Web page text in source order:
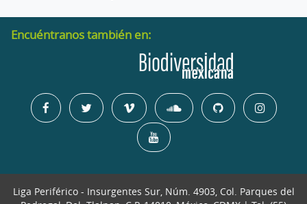
Encuéntranos también en:
Liga Periférico - Insurgentes Sur, Núm. 4903, Col. Parques del